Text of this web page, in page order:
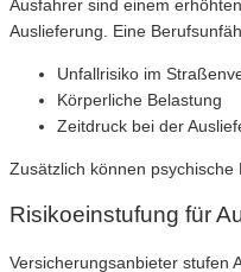
Ausfahrer sind einem
Auslieferung. Eine
Unfallrisiko im
Körperliche Belastung
Zeitdruck bei der
Zusätzlich können
Risikoeinstufung für
Versicherungsanbieter stufen